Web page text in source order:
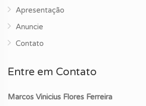
Apresentação
Anuncie
Contato
Entre em Contato
Marcos Vinicius Flores Ferreira